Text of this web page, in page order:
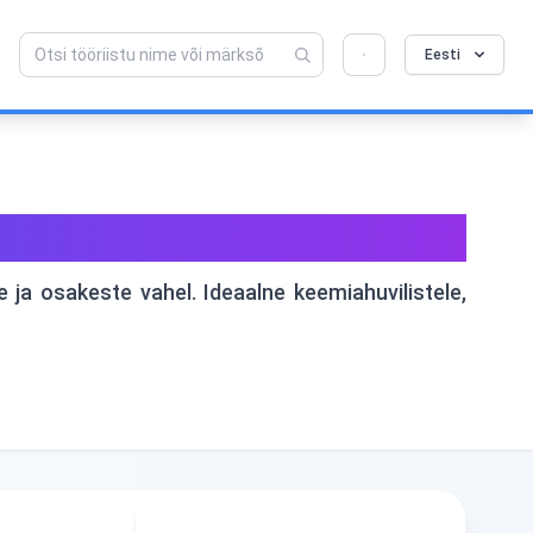
Eesti
osakeste vahel. Ideaalne keemiahuvilistele,
Armastad seda tööriista? Aita meil seda veel
paremaks muuta!
Klõpsa avamiseks →